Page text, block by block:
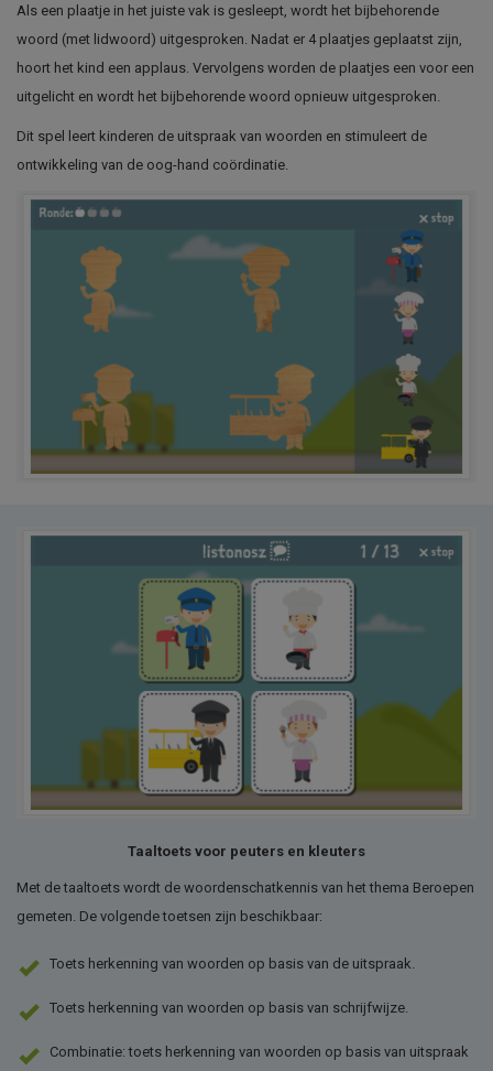
Als een plaatje in het juiste vak is gesleept, wordt het bijbehorende
woord (met lidwoord) uitgesproken. Nadat er 4 plaatjes geplaatst zijn,
hoort het kind een applaus. Vervolgens worden de plaatjes een voor een
uitgelicht en wordt het bijbehorende woord opnieuw uitgesproken.
Dit spel leert kinderen de uitspraak van woorden en stimuleert de
ontwikkeling van de oog-hand coördinatie.
Taaltoets voor peuters en kleuters
Met de taaltoets wordt de woordenschatkennis van het thema Beroepen
gemeten. De volgende toetsen zijn beschikbaar:
Toets herkenning van woorden op basis van de uitspraak.
Toets herkenning van woorden op basis van schrijfwijze.
Combinatie: toets herkenning van woorden op basis van uitspraak